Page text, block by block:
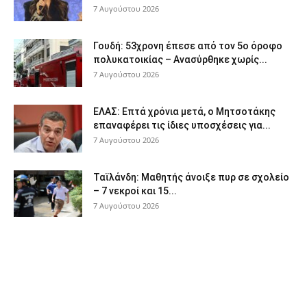
7 Αυγούστου 2026
Γουδή: 53χρονη έπεσε από τον 5ο όροφο
πολυκατοικίας – Ανασύρθηκε χωρίς...
7 Αυγούστου 2026
ΕΛΑΣ: Επτά χρόνια μετά, ο Μητσοτάκης
επαναφέρει τις ίδιες υποσχέσεις για...
7 Αυγούστου 2026
Ταϊλάνδη: Μαθητής άνοιξε πυρ σε σχολείο
– 7 νεκροί και 15...
7 Αυγούστου 2026